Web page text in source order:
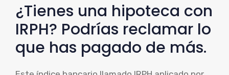
¿Tienes una hipoteca con
IRPH? Podrías reclamar lo
que has pagado de más.